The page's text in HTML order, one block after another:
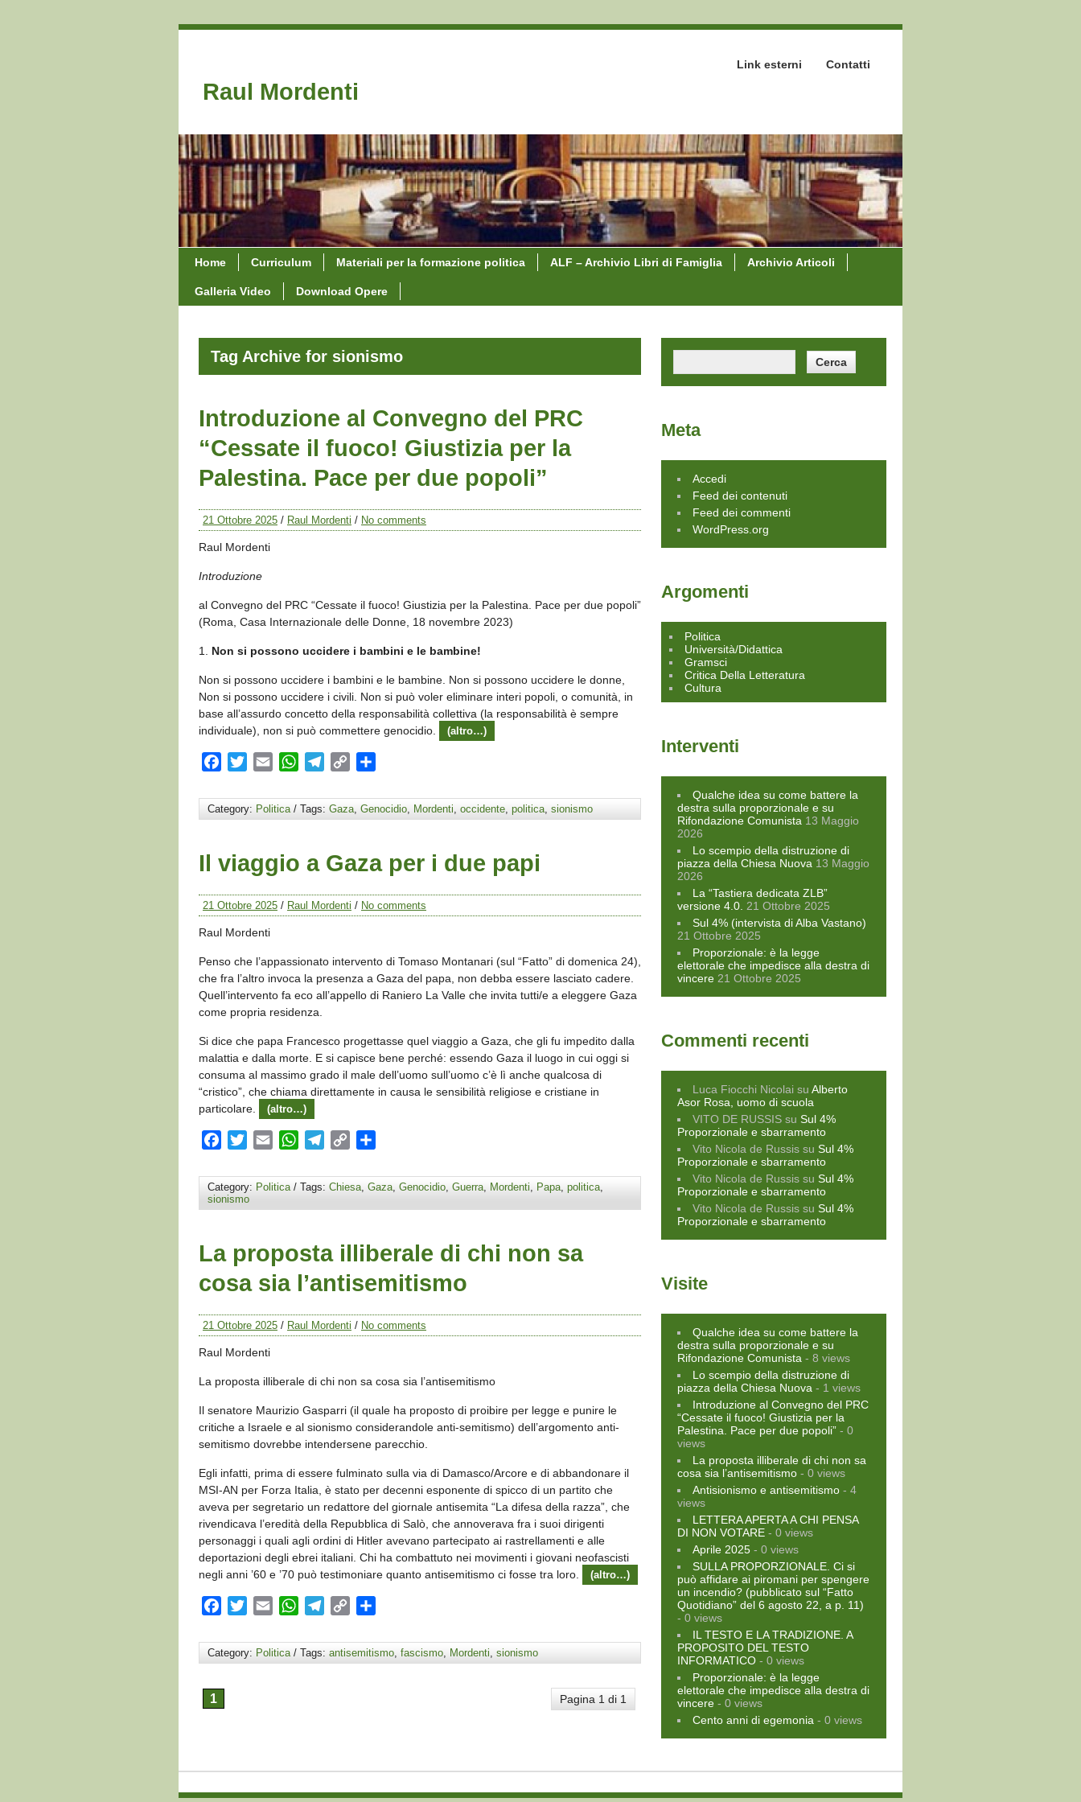
Raul Mordenti
Link esterni Contatti
Home Curriculum Materiali per la formazione politica ALF – Archivio Libri di Famiglia Archivio Articoli
Galleria Video Download Opere
Tag Archive for sionismo
Introduzione al Convegno del PRC
“Cessate il fuoco! Giustizia per la
Palestina. Pace per due popoli”
21 Ottobre 2025 / Raul Mordenti / No comments
Raul Mordenti
Introduzione
al Convegno del PRC “Cessate il fuoco! Giustizia per la Palestina. Pace per due popoli”
(Roma, Casa Internazionale delle Donne, 18 novembre 2023)
1. Non si possono uccidere i bambini e le bambine!
Non si possono uccidere i bambini e le bambine. Non si possono uccidere le donne,
Non si possono uccidere i civili. Non si può voler eliminare interi popoli, o comunità, in
base all’assurdo concetto della responsabilità collettiva (la responsabilità è sempre
individuale), non si può commettere genocidio.
(altro…)
Facebook
TwitterEmail WhatsAppTelegram
Copy
Category: Politica/ Tags: Gaza, Genocidio, Mordenti, occidente, politica, sionismo
Il viaggio a Gaza per i due papi
21 Ottobre 2025 / Raul Mordenti / No comments
Raul Mordenti
Penso che l’appassionato intervento di Tomaso Montanari (sul “Fatto” di domenica 24),
che fra l’altro invoca la presenza a Gaza del papa, non debba essere lasciato cadere.
Quell’intervento fa eco all’appello di Raniero La Valle che invita tutti/e a eleggere Gaza
come propria residenza.
Si dice che papa Francesco progettasse quel viaggio a Gaza, che gli fu impedito dalla
malattia e dalla morte. E si capisce bene perché: essendo Gaza il luogo in cui oggi si
consuma al massimo grado il male dell’uomo sull’uomo c’è lì anche qualcosa di
“cristico”, che chiama direttamente in causa le sensibilità religiose e cristiane in
particolare.
(altro…)
Facebook
TwitterEmail WhatsAppTelegram
Copy
Category: Politica/ Tags: Chiesa, Gaza, Genocidio, Guerra, Mordenti, Papa, politica,
sionismo
La proposta illiberale di chi non sa
cosa sia l’antisemitismo
21 Ottobre 2025 / Raul Mordenti / No comments
Raul Mordenti
La proposta illiberale di chi non sa cosa sia l’antisemitismo
Il senatore Maurizio Gasparri (il quale ha proposto di proibire per legge e punire le
critiche a Israele e al sionismo considerandole anti-semitismo) dell’argomento anti-
semitismo dovrebbe intendersene parecchio.
Egli infatti, prima di essere fulminato sulla via di Damasco/Arcore e di abbandonare il
MSI-AN per Forza Italia, è stato per decenni esponente di spicco di un partito che
aveva per segretario un redattore del giornale antisemita “La difesa della razza”, che
rivendicava l’eredità della Repubblica di Salò, che annoverava fra i suoi dirigenti
personaggi i quali agli ordini di Hitler avevano partecipato ai rastrellamenti e alle
deportazioni degli ebrei italiani. Chi ha combattuto nei movimenti i giovani neofascisti
negli anni ’60 e ’70 può testimoniare quanto antisemitismo ci fosse tra loro.
(altro…)
Facebook
TwitterEmail WhatsAppTelegram
Copy
Category: Politica/ Tags: antisemitismo, fascismo, Mordenti, sionismo
Pagina 1 di 1
1
Meta
Accedi
Feed dei contenuti
Feed dei commenti
WordPress.org
Argomenti
Politica
Università/Didattica
Gramsci
Critica Della Letteratura
Cultura
Interventi
Qualche idea su come battere la
destra sulla proporzionale e su
Rifondazione Comunista 13 Maggio
2026
Lo scempio della distruzione di
piazza della Chiesa Nuova 13 Maggio
2026
La “Tastiera dedicata ZLB”
versione 4.0. 21 Ottobre 2025
Sul 4% (intervista di Alba Vastano)
21 Ottobre 2025
Proporzionale: è la legge
elettorale che impedisce alla destra di
vincere 21 Ottobre 2025
Commenti recenti
Luca Fiocchi Nicolai suAlberto
Asor Rosa, uomo di scuola
VITO DE RUSSIS suSul 4%
Proporzionale e sbarramento
Vito Nicola de Russis suSul 4%
Proporzionale e sbarramento
Vito Nicola de Russis suSul 4%
Proporzionale e sbarramento
Vito Nicola de Russis suSul 4%
Proporzionale e sbarramento
Visite
Qualche idea su come battere la
destra sulla proporzionale e su
Rifondazione Comunista - 8 views
Lo scempio della distruzione di
piazza della Chiesa Nuova - 1 views
Introduzione al Convegno del PRC
“Cessate il fuoco! Giustizia per la
Palestina. Pace per due popoli” - 0
views
La proposta illiberale di chi non sa
cosa sia l’antisemitismo - 0 views
Antisionismo e antisemitismo - 4
views
LETTERA APERTA A CHI PENSA
DI NON VOTARE - 0 views
Aprile 2025 - 0 views
SULLA PROPORZIONALE. Ci si
può affidare ai piromani per spengere
un incendio? (pubblicato sul “Fatto
Quotidiano” del 6 agosto 22, a p. 11)
- 0 views
IL TESTO E LA TRADIZIONE. A
PROPOSITO DEL TESTO
INFORMATICO - 0 views
Proporzionale: è la legge
elettorale che impedisce alla destra di
vincere - 0 views
Cento anni di egemonia - 0 views